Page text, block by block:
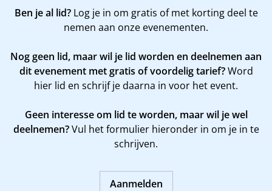
Ben je al lid?Log je in om gratis of met korting deel te
nemen aan onze evenementen.
Nog geen lid, maar wil je lid worden en deelnemen aan
dit evenement met gratis of voordelig tarief?Word
hier lid en schrijf je daarna in voor het event.
Geen interesse om lid te worden, maar wil je wel
deelnemen?Vul het formulier hieronder in om je in te
schrijven.
Aanmelden